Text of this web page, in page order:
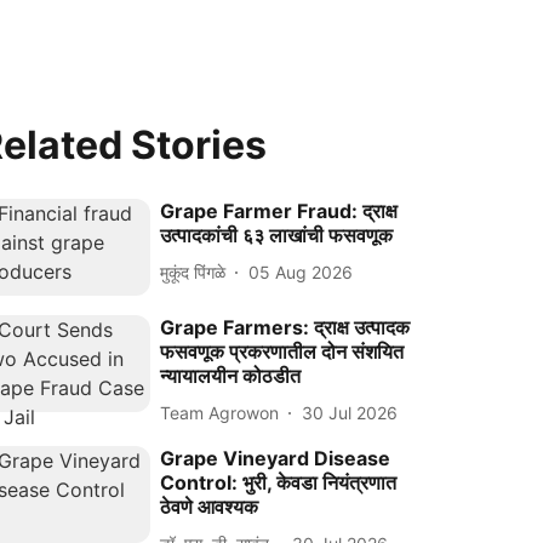
Stories
Grape Farmer Fraud: द्राक्ष
उत्पादकांची ६३ लाखांची फसवणूक
मुकूंद पिंगळे 05 Aug 2026
Grape Farmers: द्राक्ष उत्पादक
फसवणूक प्रकरणातील दोन संशयित
न्यायालयीन कोठडीत
Team Agrowon 30 Jul 2026
Grape Vineyard Disease
Control: भुरी, केवडा नियंत्रणात
ठेवणे आवश्यक